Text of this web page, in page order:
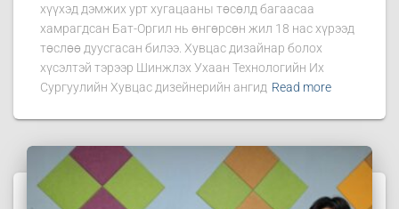
хүүхэд дэмжих урт хугацааны төсөлд багаасаа
хамрагдсан Бат-Оргил нь өнгөрсөн жил 18 нас хүрээд
төслөө дуусгасан билээ. Хувцас дизайнар болох
хүсэлтэй тэрээр Шинжлэх Ухаан Технологийн Их
Сургуулийн Хувцас дизейнерийн ангид Read more